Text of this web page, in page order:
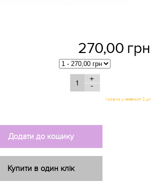
270,00 грн
+
-
Додати до кошику
Купити в один клік